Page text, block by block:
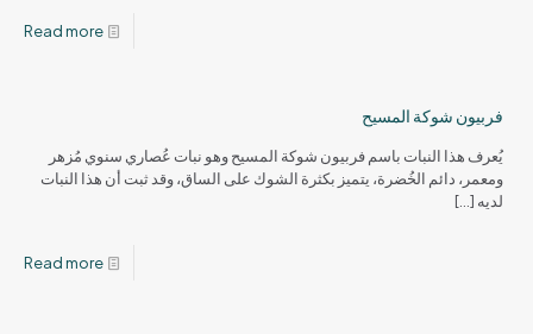
Read more
فربيون شوكة المسيح
يُعرف هذا النبات باسم فربيون شوكة المسيح وهو نبات عُصاري سنوي مُزهر
ومعمر، دائم الخُضرة، يتميز بكثرة الشوك على الساق، وقد ثبت أن هذا النبات
لديه […]
Read more